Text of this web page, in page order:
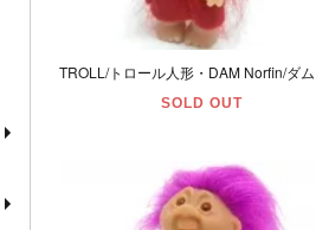
SOLD OUT